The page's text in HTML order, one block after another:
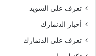
تعرف على السويد
أخبار الدنمارك
تعرف على الدنمارك